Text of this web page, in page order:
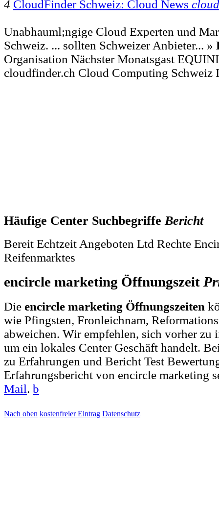
4 CloudFinder Schweiz: Cloud News cloud
Unabhauml;ngige Cloud Experten und
Schweiz. ... sollten Schweizer Anbieter... »
Organisation Nächster Monatsgast
cloudfinder.ch Cloud Computing Schweiz
Häufige Center Suchbegriffe Bericht
Bereit Echtzeit Angeboten Ltd Rechte
Reifenmarktes
encircle marketing Öffnungszeit
Die encircle marketing Öffnungszeiten
wie Pfingsten, Fronleichnam,
abweichen. Wir empfehlen, sich vorher zu
um ein lokales Center Geschäft handelt.
zu Erfahrungen und Bericht Test
Erfahrungsbericht von encircle marketing
Mail. b
Nach oben kostenfreier Eintrag Datenschutz